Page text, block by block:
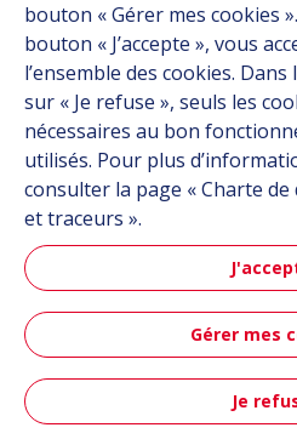
Suivez-nous
Linkedin
Instagram
Plan du site CGU Données personnelles
bouton « Gérer mes cookies
bouton « J’accepte », vous
l’ensemble des cookies.
sur « Je refuse », seuls les
nécessaires au bon
utilisés. Pour plus
consulter la page « Charte
et traceurs ».
Gérer mes
Je